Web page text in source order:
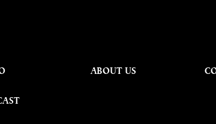
ABOUT US